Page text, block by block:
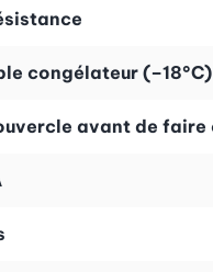
congélateur (–18°C)
avant de faire